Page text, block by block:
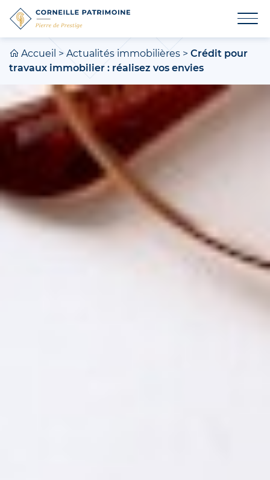
Accueil >Actualités immobilières > Crédit pour
travaux immobilier : réalisez vos envies